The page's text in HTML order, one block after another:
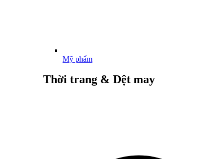
Mỹ phẩm
Thời trang & Dệt may